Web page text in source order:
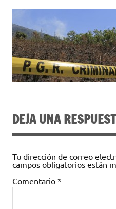
DEJA UNA
Tu dirección de correo
campos obligatorios están
Comentario *